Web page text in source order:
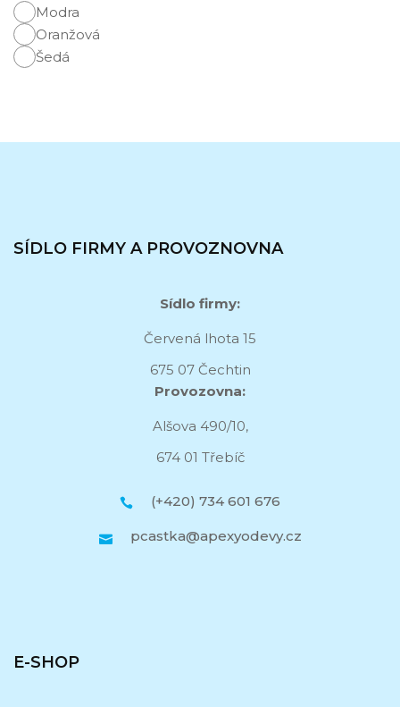
Modra
Oranžová
Šedá
SÍDLO FIRMY A PROVOZNOVNA
Sídlo firmy:
Červená lhota 15
675 07 Čechtin
Provozovna:
Alšova 490/10,
674 01 Třebíč
(+420) 734 601 676
pcastka@apexyodevy.cz
E-SHOP